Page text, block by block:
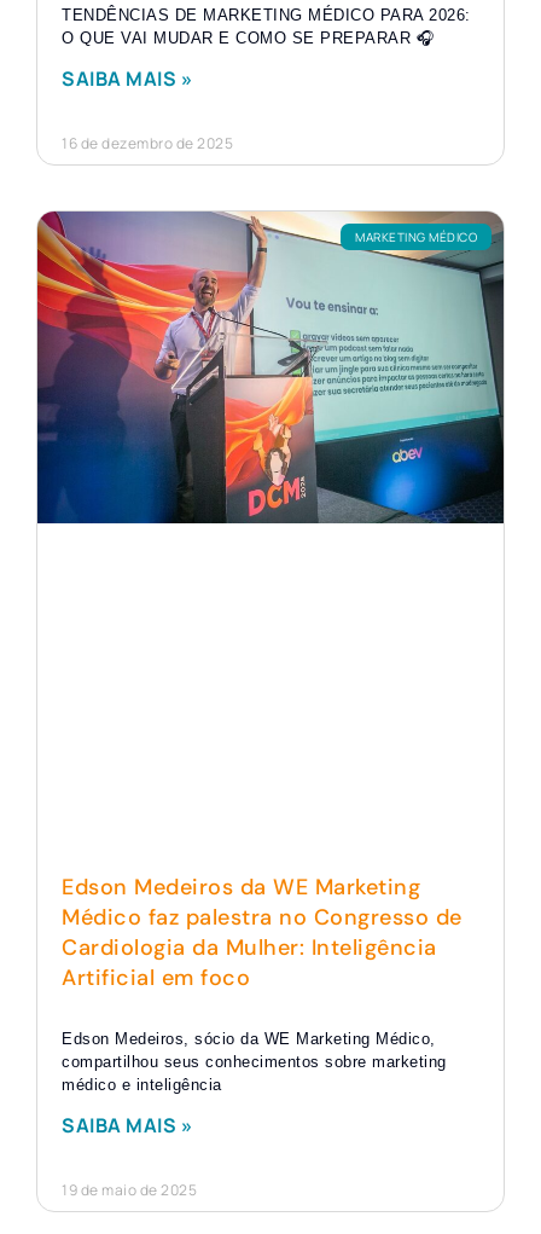
TENDÊNCIAS DE MARKETING MÉDICO PARA 2026:
O QUE VAI MUDAR E COMO SE PREPARAR 🎧
SAIBA MAIS »
16 de dezembro de 2025
MARKETING MÉDICO
Edson Medeiros da WE Marketing
Médico faz palestra no Congresso de
Cardiologia da Mulher: Inteligência
Artificial em foco
Edson Medeiros, sócio da WE Marketing Médico,
compartilhou seus conhecimentos sobre marketing
médico e inteligência
SAIBA MAIS »
19 de maio de 2025